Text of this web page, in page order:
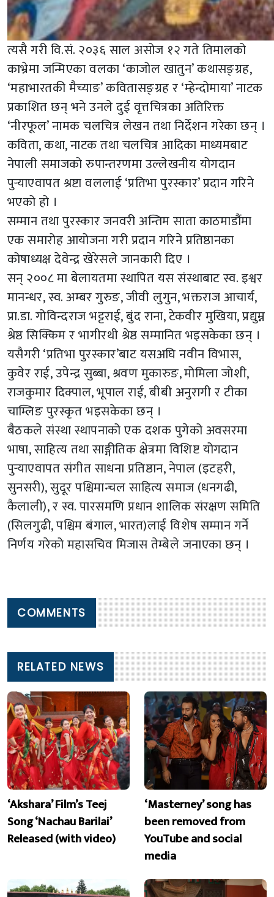
त्यसै गरी वि.सं. २०३६ साल असोज १२ गते तिमालको
काभ्रेमा जन्मिएका वलका ‘काजोल खातुन’ कथासङ्ग्रह,
‘महाभारतकी मैच्याङ’ कवितासङ्ग्रह र ‘म्हेन्दोमाया’ नाटक
प्रकाशित छन् भने उनले दुई वृत्तचित्रका अतिरिक्त
‘नीरफूल’ नामक चलचित्र लेखन तथा निर्देशन गरेका छन् ।
कविता, कथा, नाटक तथा चलचित्र आदिका माध्यमबाट
नेपाली समाजको रुपान्तरणमा उल्लेखनीय योगदान
पुर्‍याएवापत श्रष्टा वललाई ‘प्रतिभा पुरस्कार’ प्रदान गरिने
भएको हो ।
सम्मान तथा पुरस्कार जनवरी अन्तिम साता काठमाडौंमा
एक समारोह आयोजना गरी प्रदान गरिने प्रतिष्ठानका
कोषाध्यक्ष देवेन्द्र खेरेसले जानकारी दिए ।
सन् २००८ मा बेलायतमा स्थापित यस संस्थाबाट स्व. इश्वर
मानन्धर, स्व. अम्बर गुरुङ, जीवी लुगुन, भक्तराज आचार्य,
प्रा.डा. गोविन्दराज भट्टराई, बुंद राना, टेकवीर मुखिया, प्रद्युम्न
श्रेष्ठ सिक्किम र भागीरथी श्रेष्ठ सम्मानित भइसकेका छन् ।
यसैगरी ‘प्रतिभा पुरस्कार’बाट यसअघि नवीन विभास,
कुवेर राई, उपेन्द्र सुब्बा, श्रवण मुकारुङ, मोमिला जोशी,
राजकुमार दिक्पाल, भूपाल राई, बीबी अनुरागी र टीका
चाम्लिङ पुरस्कृत भइसकेका छन् ।
बैठकले संस्था स्थापनाको एक दशक पुगेको अवसरमा
भाषा, साहित्य तथा साङ्गीतिक क्षेत्रमा विशिष्ट योगदान
पुर्‍याएवापत संगीत साधना प्रतिष्ठान, नेपाल (इटहरी,
सुनसरी), सुदूर पश्चिमान्चल साहित्य समाज (धनगढी,
कैलाली), र स्व. पारसमणि प्रधान शालिक संरक्षण समिति
(सिलगुढी, पश्चिम बंगाल, भारत)लाई विशेष सम्मान गर्ने
निर्णय गरेको महासचिव मिजास तेम्बेले जनाएका छन् ।
COMMENTS
RELATED NEWS
‘Akshara’ Film’s Teej
Song ‘Nachau Barilai’
Released (with video)
‘Masterney’ song has
been removed from
YouTube and social
media